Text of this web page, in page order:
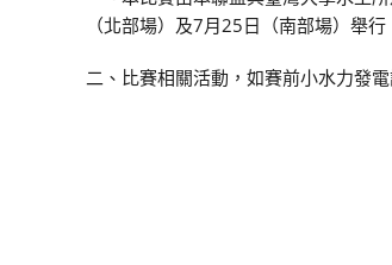
（北部場）及7月25日（南部場）舉
二、比賽相關活動，如賽前小水力發